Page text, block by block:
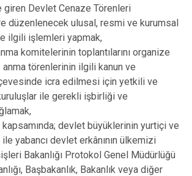
giren Devlet Cenaze Törenleri
düzenlenecek ulusal, resmi ve kurumsal
ilgili işlemleri yapmak,
komitelerinin toplantılarını organize
törenlerinin ilgili kanun ve
icra edilmesi için yetkili ve
ile gerekli işbirliği ve
devlet büyüklerinin yurtiçi ve
yabancı devlet erkânının ülkemizi
Bakanlığı Protokol Genel Müdürlüğü
Başbakanlık, Bakanlık veya diğer